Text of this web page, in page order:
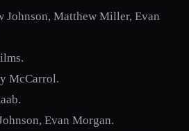
Johnson, Matthew Miller, Evan
McCarrol.
Evan Morgan.